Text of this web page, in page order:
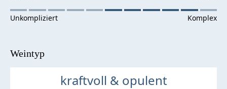
Weintyp
kraftvoll & opulent